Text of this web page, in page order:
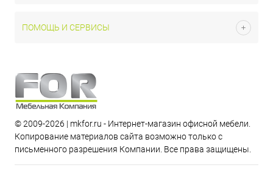
ПОМОЩЬ И СЕРВИСЫ
© 2009-2026 | mkfor.ru - Интернет-магазин офисной мебели.
Копирование материалов сайта возможно только с
письменного разрешения Компании. Все права защищены.